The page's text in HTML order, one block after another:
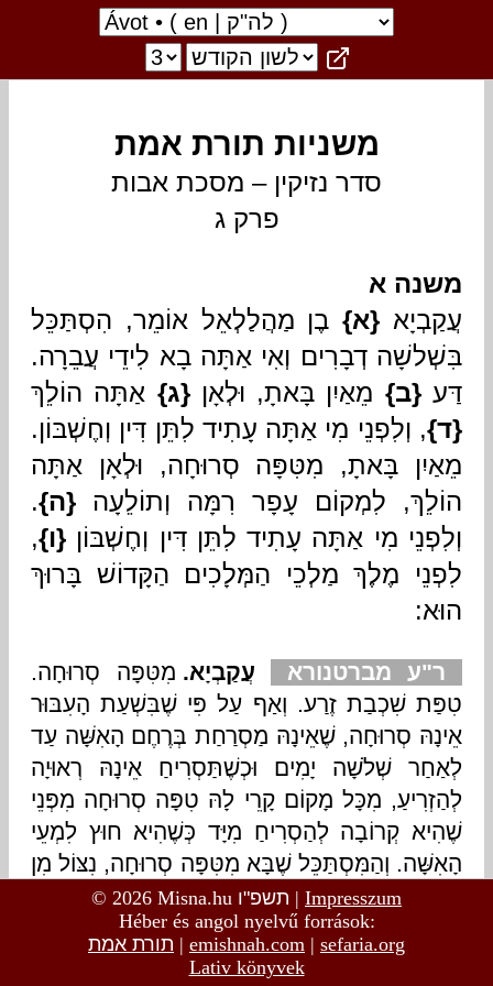
© 2026 Misna.hu תשפ"ו | Impresszum
Héber és angol nyelvű források:
תורת אמת | emishnah.com | sefaria.org
Lativ könyvek